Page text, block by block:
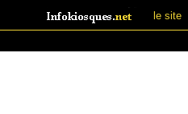
le site